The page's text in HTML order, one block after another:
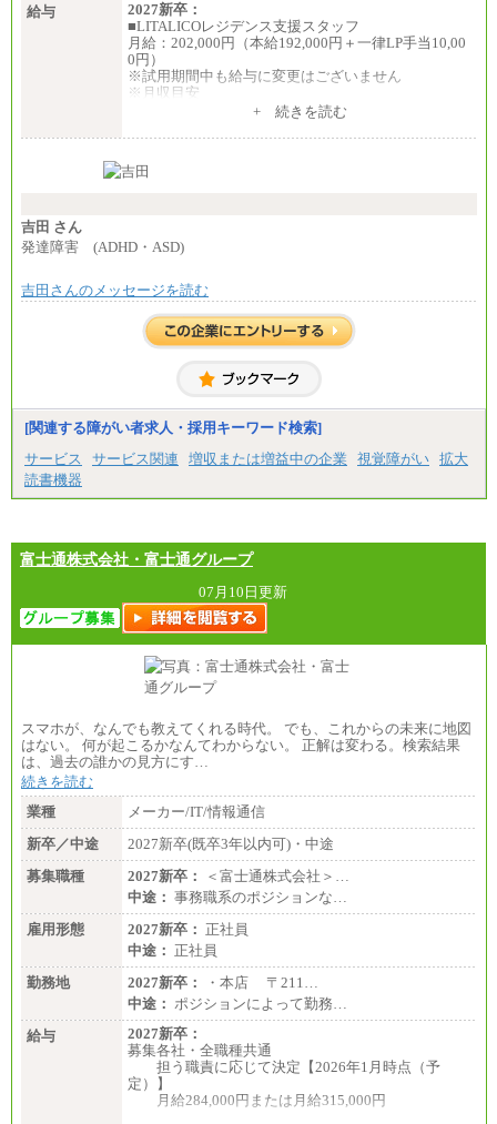
給与
2027新卒：
■LITALICOレジデンス支援スタッフ
月給：202,000円（本給192,000円＋一律LP手当10,00
0円）
※試用期間中も給与に変更はございません
※月収目安
夜勤回数により変動
条件あり）
■その他職種共通
月給：25万3,400円～
※20時間を超過した場合は別途支給
中途：
(1)(2)月給：25万3400円～28万5900円
※20時間を超過した場合は別途支給
※試用期間中も給与に変更はございません
+ 続きを読む
吉田 さん
発達障害 (ADHD・ASD)
吉田さんのメッセージを読む
[関連する障がい者求人・採用キーワード検索]
サービス
サービス関連 増収または増益中の企業 視覚障がい 拡大
読書機器
富士通株式会社・富士通グループ
07月10日更新
スマホが、なんでも教えてくれる時代。 でも、これからの未来に地図
はない。 何が起こるかなんてわからない。 正解は変わる。検索結果
は、過去の誰かの見方にす…
続きを読む
業種
メーカー/IT/情報通信
新卒／中途
2027新卒(既卒3年以内可)・中途
募集職種
2027新卒：
＜富士通株式会社＞…
中途： 事務職系のポジションな…
雇用形態
2027新卒： 正社員
中途： 正社員
勤務地
2027新卒：
・本店 〒211…
中途： ポジションによって勤務…
給与
2027新卒：
募集各社・全職種共通
担う職責に応じて決定【2026年1月時点（予
定）】
月給284,000円または月給315,000円